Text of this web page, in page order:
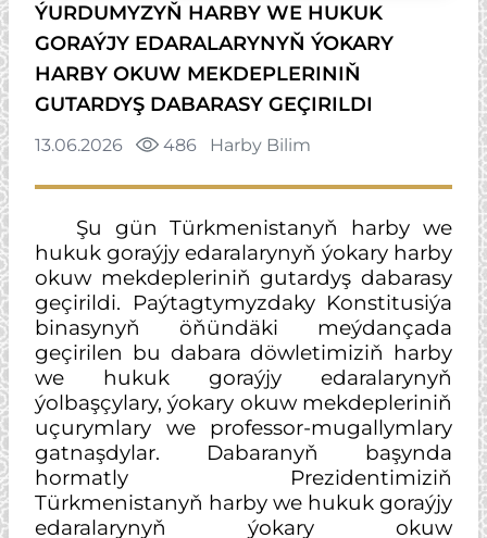
ÝURDUMYZYŇ HARBY WE HUKUK
GORAÝJY EDARALARYNYŇ ÝOKARY
HARBY OKUW MEKDEPLERINIŇ
GUTARDYŞ DABARASY GEÇIRILDI
13.06.2026 486 Harby Bilim
Şu gün Türkmenistanyň harby we
hukuk goraýjy edaralarynyň ýokary harby
okuw mekdepleriniň gutardyş dabarasy
geçirildi. Paýtagtymyzdaky Konstitusiýa
binasynyň öňündäki meýdançada
geçirilen bu dabara döwletimiziň harby
we hukuk goraýjy edaralarynyň
ýolbaşçylary, ýokary okuw mekdepleriniň
uçurymlary we professor-mugallymlary
gatnaşdylar. Dabaranyň başynda
hormatly Prezidentimiziň
Türkmenistanyň harby we hukuk goraýjy
edaralarynyň ýokary okuw